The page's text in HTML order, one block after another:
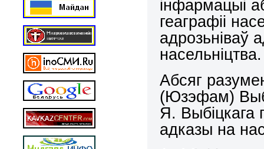
інфармацыі
геаграфіі
адрозьніваў
насельніцтва.
Абсяг
(Юзэфам)
Я. Выбіцкага
адказы на